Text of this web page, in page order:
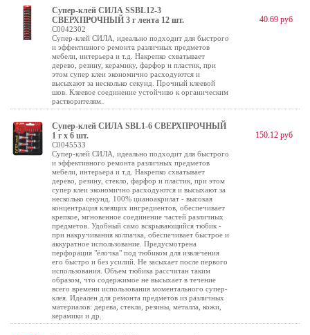
Супер-клей СИЛА SSBL12-3
СВЕРХПРОЧНЫЙ 3 г лента 12 шт.
C0042302
Супер-клей СИЛА, идеально подходит для быстрого
и эффективного ремонта различных предметов
мебели, интерьера и т.д. Накрепко схватывает
дерево, резину, керамику, фарфор и пластик, при
этом супер клеи экономично расходуются и
высыхают за несколько секунд. Прочный клеевой
шов. Клеевое соединение устойчиво к органическим
растворителям.
40.69 руб
Супер-клей СИЛА SBL1-6 СВЕРХПРОЧНЫЙ
1 г х 6 шт.
C0045533
Супер-клей СИЛА, идеально подходит для быстрого
и эффективного ремонта различных предметов
мебели, интерьера и т.д. Накрепко схватывает
дерево, резину, стекло, фарфор и пластик, при этом
супер клеи экономично расходуются и высыхают за
несколько секунд. 100% цианоакрилат - высокая
концентрация клеящих ингредиентов, обеспечивает
крепкое, мгновенное соединение частей различных
предметов. Удобный само вскрывающийся тюбик -
при накручивания колпачка, обеспечивает быстрое и
аккуратное использование. Предусмотрена
перфорация "ёлочка" под тюбиком для извлечения
его быстро и без усилий. Не засыхает после первого
использования. Объем тюбика рассчитан таким
образом, что содержимое не высыхает в течение
всего времени использования моментального супер-
клея. Идеален для ремонта предметов из различных
материалов: дерева, стекла, резины, металла, кожи,
керамики и др.
150.12 руб